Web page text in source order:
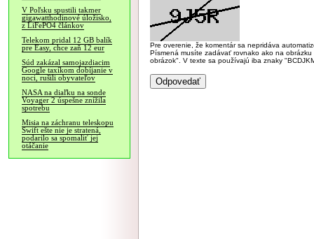
V Poľsku spustili takmer
gigawatthodinové úložisko,
z LiFePO4 článkov
Telekom pridal 12 GB balík
pre Easy, chce zaň 12 eur
Súd zakázal samojazdiacim
Google taxíkom dobíjanie v
noci, rušili obyvateľov
NASA na diaľku na sonde
Voyager 2 úspešne znížila
spotrebu
Misia na záchranu teleskopu
Swift ešte nie je stratená,
podarilo sa spomaliť jej
otáčanie
Pre overenie, že komentár sa nepridáva
Písmená musíte zadávať rovnako ako na
obrázok". V texte sa používajú iba znaky